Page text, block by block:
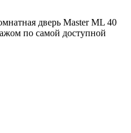
дверь Master ML 40
по самой доступной